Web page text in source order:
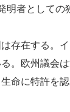
明者としての
存在する。イ
。欧州議会
命に特許を